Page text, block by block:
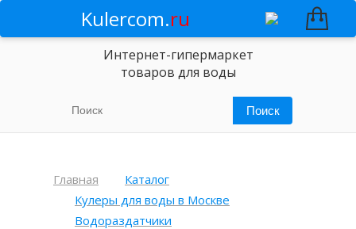
Kulercom.ru
Интернет-гипермаркет
товаров для воды
Главная
Каталог
Кулеры для воды в Москве
Водораздатчики